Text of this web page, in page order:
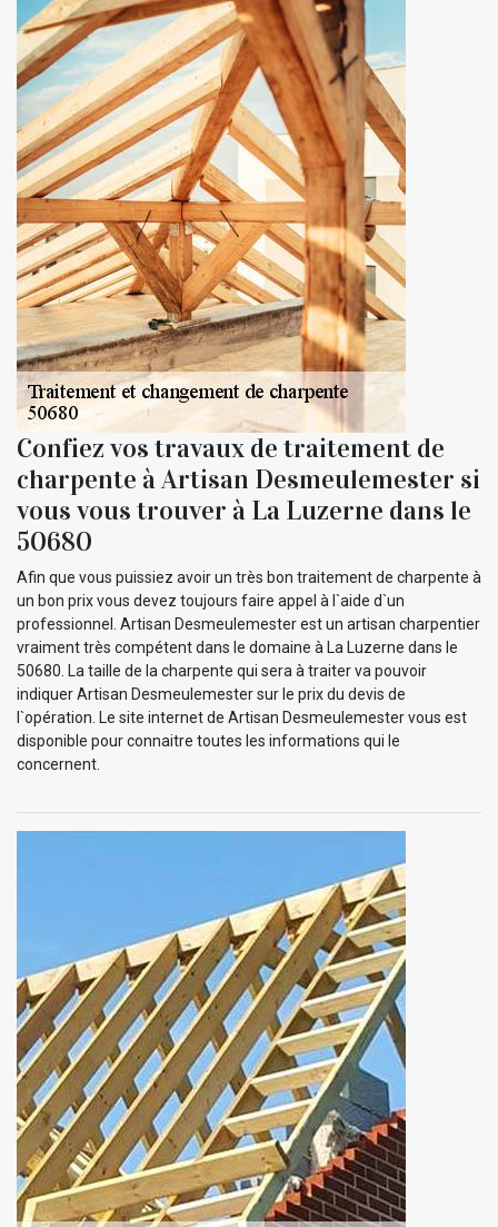
Confiez vos travaux de traitement de
charpente à Artisan Desmeulemester si
vous vous trouver à La Luzerne dans le
50680
Afin que vous puissiez avoir un très bon traitement de charpente à
un bon prix vous devez toujours faire appel à l`aide d`un
professionnel. Artisan Desmeulemester est un artisan charpentier
vraiment très compétent dans le domaine à La Luzerne dans le
50680. La taille de la charpente qui sera à traiter va pouvoir
indiquer Artisan Desmeulemester sur le prix du devis de
l`opération. Le site internet de Artisan Desmeulemester vous est
disponible pour connaitre toutes les informations qui le
concernent.